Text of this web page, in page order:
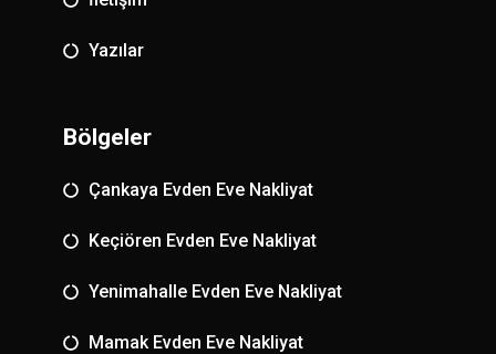
Yazılar
Bölgeler
Çankaya Evden Eve Nakliyat
Keçiören Evden Eve Nakliyat
Yenimahalle Evden Eve Nakliyat
Mamak Evden Eve Nakliyat